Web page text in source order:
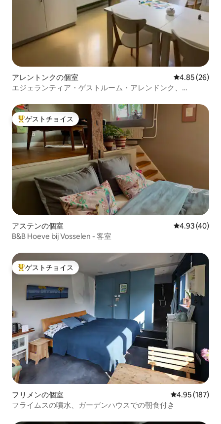
アレントンクの個室 レビュー26
4.85 (26)
エジェランティア・ゲストルーム・アレンドンク、
大好評のゲストチョイスです。
ゲストチョイス
アステンの個室 レビュー40
4.93 (40)
B&B Hoeve bij Vosselen - 客室
大好評のゲストチョイスです。
ゲストチョイス
フリメンの個室 レビュー187
4.95 (187)
フライムスの噴水、ガーデンハウスでの朝食付き